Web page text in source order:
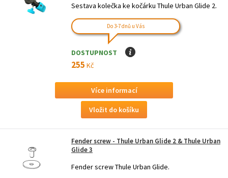
Sestava kolečka ke kočárku Thule Urban Glide 2.
Do 3-7 dnů u Vás
DOSTUPNOST I
255 Kč
Více informací
Fender screw - Thule Urban Glide 2 & Thule Urban
Glide 3
Fender screw Thule Urban Glide.